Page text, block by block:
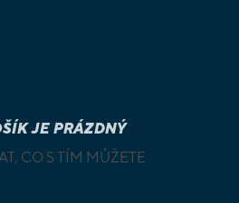
JE PRÁZDNÝ
CO S TÍM MŮŽETE